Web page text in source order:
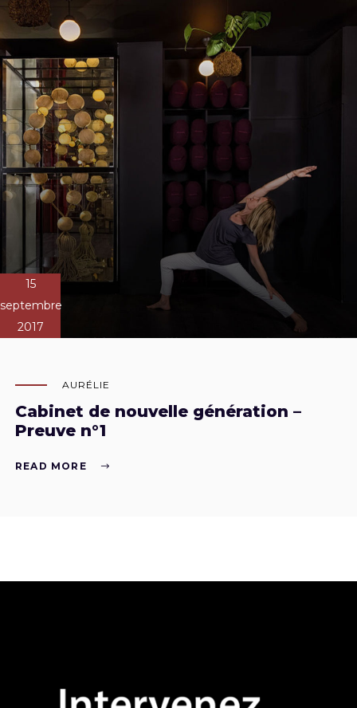
15
septembre
2017
AURÉLIE
Cabinet de nouvelle génération –
Preuve n°1
READ MORE